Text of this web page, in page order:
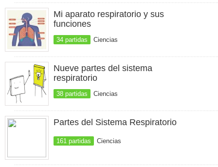
Mi aparato respiratorio y sus
funciones
34 partidas Ciencias
Nueve partes del sistema
respiratorio
38 partidas Ciencias
Partes del Sistema Respiratorio
161 partidas Ciencias